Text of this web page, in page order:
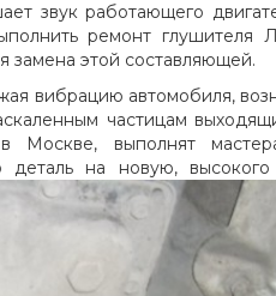
звук работающего
ремонт глушителя
замена этой составляющей.
вибрацию автомобиля,
частицам
Москве, выполнят
на новую, высокого